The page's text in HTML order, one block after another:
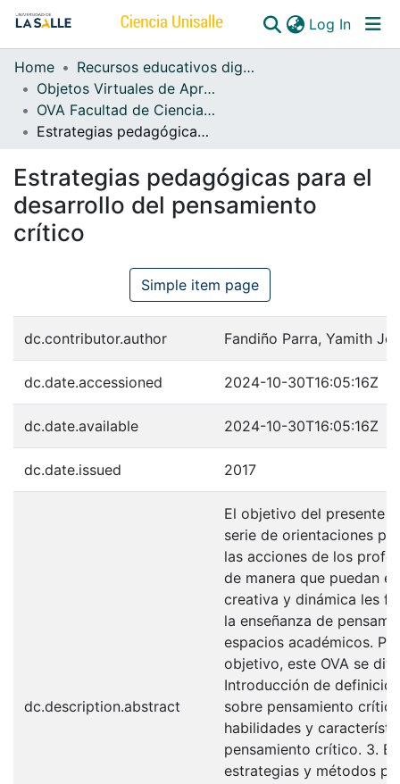
Log In
Communities & Collections
All of DSpace
Home
Recursos educativos digitales
Objetos Virtuales de Aprendizaje (OVA)
OVA Facultad de Ciencias de la Educación
Estrategias pedagógicas para el desarrollo del pensamiento crítico
Estrategias pedagógicas para el
desarrollo del pensamiento
crítico
Simple item page
dc.contributor.author Fandiño Parra, Yamith
dc.date.accessioned 2024-10-30T16:05:16Z
dc.date.available 2024-10-30T16:05:16Z
dc.date.issued 2017
dc.description.abstract
El objetivo del presente
serie de orientaciones
las acciones de los
de manera que puedan
creativa y dinámica les
la enseñanza de
espacios académicos.
objetivo, este OVA se
Introducción de
sobre pensamiento
habilidades y
pensamiento crítico. 3.
estrategias y métodos